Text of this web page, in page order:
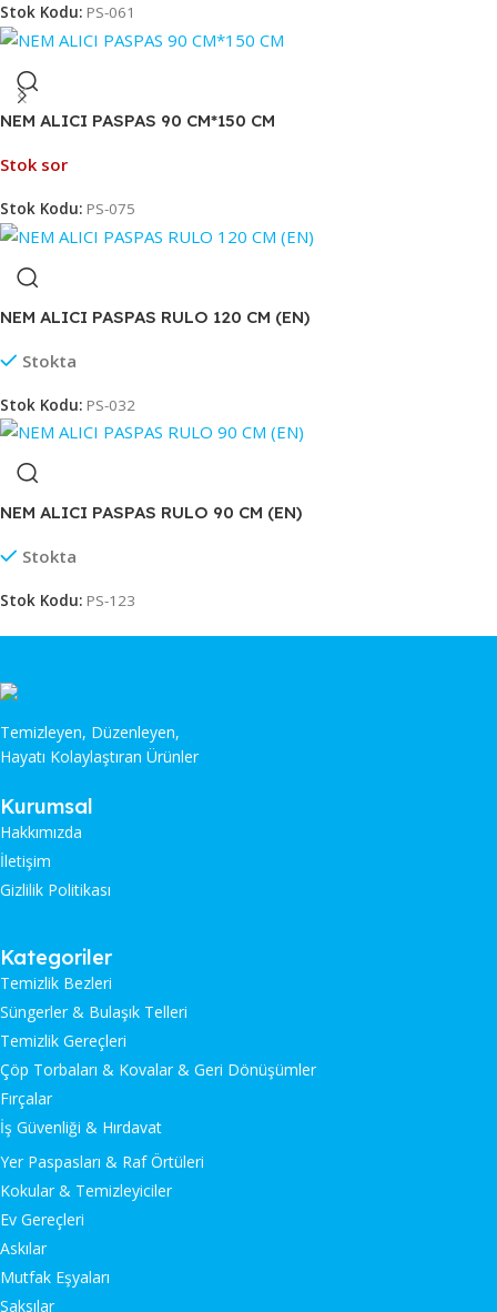
Stok Kodu: PS-061
NEM ALICI PASPAS 90 CM*150 CM
Stok sor
Stok Kodu: PS-075
NEM ALICI PASPAS RULO 120 CM (EN)
Stokta
Stok Kodu: PS-032
NEM ALICI PASPAS RULO 90 CM (EN)
Stokta
Stok Kodu: PS-123
Temizleyen, Düzenleyen,
Hayatı Kolaylaştıran Ürünler
Kurumsal
Hakkımızda
İletişim
Gizlilik Politikası
Kategoriler
Temizlik Bezleri
Süngerler & Bulaşık Telleri
Temizlik Gereçleri
Çöp Torbaları & Kovalar & Geri Dönüşümler
Fırçalar
İş Güvenliği & Hırdavat
Yer Paspasları & Raf Örtüleri
Kokular & Temizleyiciler
Ev Gereçleri
Askılar
Mutfak Eşyaları
Saksılar